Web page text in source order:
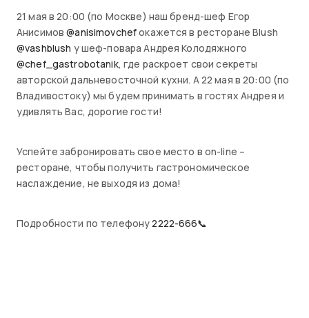
21 мая в 20:00 (по Москве) наш бренд-шеф Егор
Анисимов@anisimovchefокажется в ресторане Blush
@vashblush у шеф-повара Андрея Колодяжного
@chef_gastrobotanik, где раскроет свои секреты
авторской дальневосточной кухни. А 22 мая в 20:00 (по
Владивостоку) мы будем принимать в гостях Андрея и
удивлять Вас, дорогие гости!
Успейте забронировать свое место в on-line –
ресторане, чтобы получить гастрономическое
наслаждение, не выходя из дома!
Подробности по телефону2222-666📞